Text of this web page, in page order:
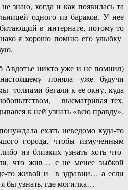
когда и как появилась та
одного из бараков. У нее
в интернате, потому-то
я хорошо помню его улыбку
никто уже и не помнил)
поняла уже будучи
толпами бегали к ее окну, куда
высматривая тех,
к ней узнать «всю правду».
ехать неведомо куда-то
города, чтобы измученным
из близких узнать хоть что-
что жив… с не менее зыбкой
то живой и в здравии… а если
бы узнать, где могилка…